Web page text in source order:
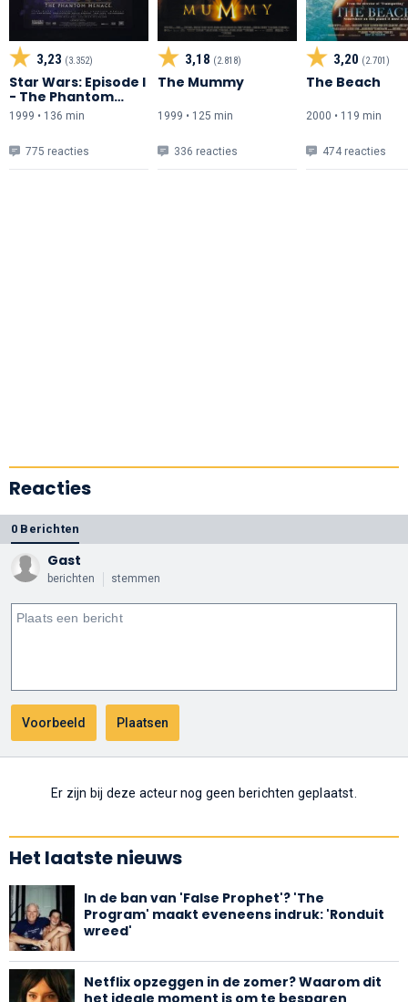
3,23 (3.352)
Star Wars: Episode I
- The Phantom
Menace
1999 • 136 min
775 reacties
3,18 (2.818)
The Mummy
1999 • 125 min
336 reacties
3,20 (2.701)
The Beach
2000 • 119 min
474 reacties
Reacties
0 Berichten
Gast
berichten stemmen
Er zijn bij deze acteur nog geen berichten geplaatst.
Het laatste nieuws
In de ban van 'False Prophet'? 'The
Program' maakt eveneens indruk: 'Ronduit
wreed'
Netflix opzeggen in de zomer? Waarom dit
het ideale moment is om te besparen